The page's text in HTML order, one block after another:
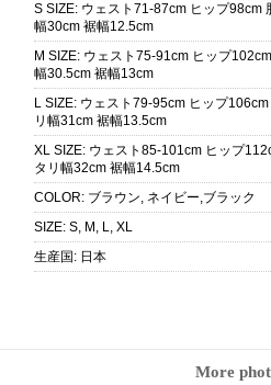
S SIZE: ウェスト71-87cm ヒップ98cm
幅30cm 裾幅12.5cm
M SIZE: ウェスト75-91cm ヒップ
幅30.5cm 裾幅13cm
L SIZE: ウェスト79-95cm ヒップ
リ幅31cm 裾幅13.5cm
XL SIZE: ウェスト85-101cm ヒップ
タリ幅32cm 裾幅14.5cm
COLOR: ブラウン, ネイビー,ブラック
SIZE: S, M, L, XL
生産国 : 日本
More